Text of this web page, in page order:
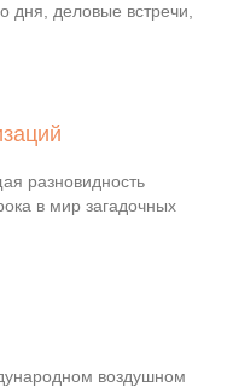
дня, деловые встречи,
разновидность
в мир загадочных
воздушном